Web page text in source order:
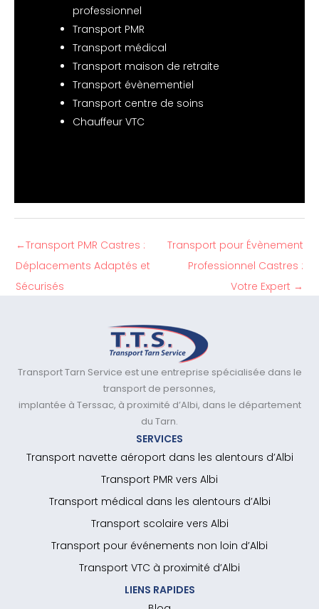
professionnel
Transport PMR
Transport médical
Transport maison de retraite
Transport évènementiel
Transport centre de soins
Chauffeur VTC
←Transport PMR Castres :
Déplacements Adaptés et
Sécurisés
Transport pour Évènement
Professionnel Castres :
Votre Expert →
Transport Tarn Service est une entreprise spécialisée dans le
transport de personnes,
implantée à Terssac, à proximité d’Albi, dans le département
du Tarn.
SERVICES
Transport navette aéroport dans les alentours d’Albi
Transport PMR vers Albi
Transport médical dans les alentours d’Albi
Transport scolaire vers Albi
Transport pour événements non loin d’Albi
Transport VTC à proximité d’Albi
LIENS RAPIDES